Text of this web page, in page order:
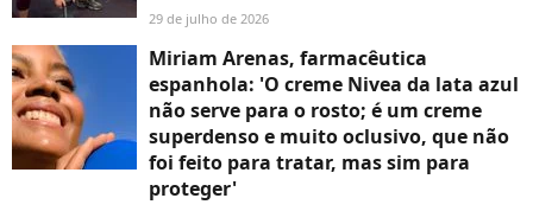
29 de julho de 2026
Miriam Arenas, farmacêutica
espanhola: 'O creme Nivea da lata azul
não serve para o rosto; é um creme
superdenso e muito oclusivo, que não
foi feito para tratar, mas sim para
proteger'